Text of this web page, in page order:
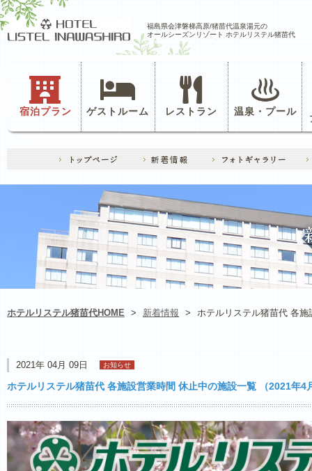
福島県会津磐梯高原/猪苗代温泉湯元の
オールシーズンリゾート ホテルリステル猪苗代
宿泊プラン ゲストルーム レストラン 温泉・プール
ホテルリステル猪苗代HOME > 新着情報 > ホテルリステル猪苗代 各
2021年 04月 09日 お知らせ
ホテルリステル猪苗代 各施設営業時間 休止中の施設一覧 （2021年4